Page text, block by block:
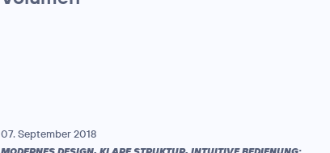
07. September 2018